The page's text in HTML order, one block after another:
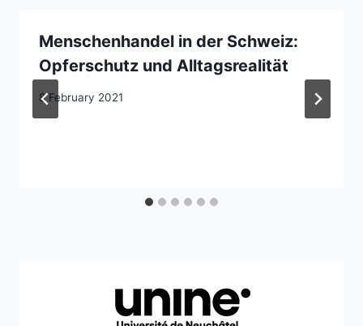
Menschenhandel in der Schweiz:
Opferschutz und Alltagsrealität
8 February 2021